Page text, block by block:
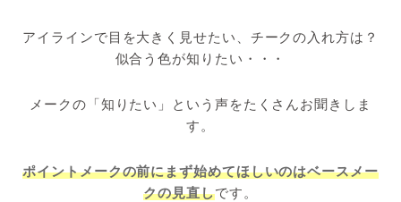
アイラインで目を大きく見せたい、チークの入れ方は？
似合う色が知りたい・・・
メークの「知りたい」という声をたくさんお聞きしま
す。
ポイントメークの前にまず始めてほしいのはベースメー
クの見直しです。